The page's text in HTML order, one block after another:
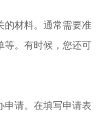
的材料。通常需要准
等。有时候，您还可
申请。在填写申请表